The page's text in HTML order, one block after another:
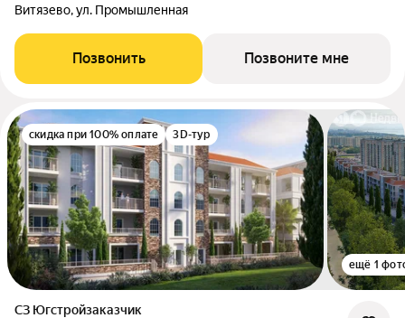
Витязево, ул. Промышленная
Позвонить Позвоните мне
скидка при 100% оплате 3D-тур
ещё 1
СЗ Югстройзаказчик